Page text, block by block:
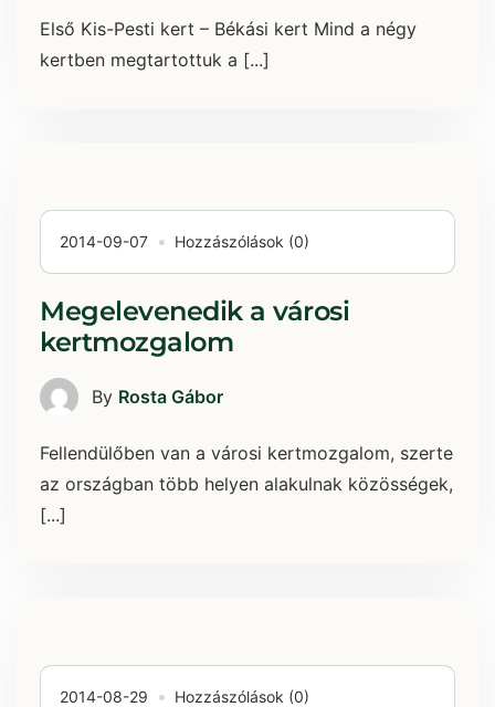
Első Kis-Pesti kert – Békási kert Mind a négy
kertben megtartottuk a [...]
2014-09-07 Hozzászólások (0)
Megelevenedik a városi
kertmozgalom
By Rosta Gábor
Fellendülőben van a városi kertmozgalom, szerte
az országban több helyen alakulnak közösségek,
[...]
2014-08-29 Hozzászólások (0)